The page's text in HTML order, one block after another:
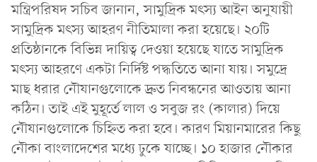
মন্ত্রিপরিষদ সচিব জানান, সামুদ্রিক মৎস্য আইন অনুযায়ী
সামুদ্রিক মৎস্য আহরণ নীতিমালা করা হয়েছে। ২০টি
প্রতিষ্ঠানকে বিভিন্ন দায়িত্ব দেওয়া হয়েছে যাতে সামুদ্রিক
মৎস্য আহরণে একটা নির্দিষ্ট পদ্ধতিতে আনা যায়। সমুদ্রে
মাছ ধরার নৌযানগুলোকে দ্রুত নিবন্ধনের আওতায় আনা
কঠিন। তাই এই মুহূর্তে লাল ও সবুজ রং (কালার) দিয়ে
নৌযানগুলোকে চিহ্নিত করা হবে। কারণ মিয়ানমারের কিছু
নৌকা বাংলাদেশের মধ্যে ঢুকে যাচ্ছে। ১০ হাজার নৌকার